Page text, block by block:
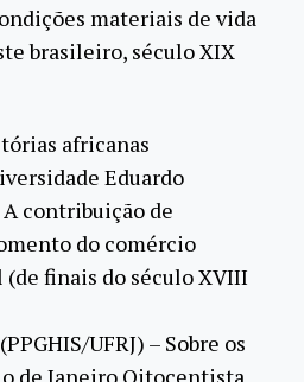
materiais de vida
brasileiro, século XIX
africanas
Eduardo
contribuição de
do comércio
finais do século XVIII
UFRJ) – Sobre os